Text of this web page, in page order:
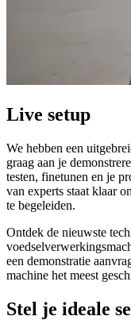
Live setup
We hebben een
graag aan je
testen, finetunen en je
van experts staat klaar
te begeleiden.
Ontdek de nieuwste
een demonstratie
machine het meest
Stel je ideale